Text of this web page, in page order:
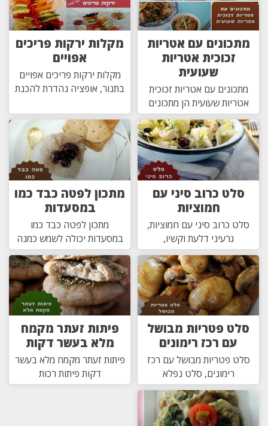
מתכונים עם אטריות
זכוכית אטריות
שעועית
מתכונים עם אטריות זכוכית
אטריות שעועית הן מתכונים
מקלות ירקות פריכים
אפויים
מקלות ירקות פריכים אפויים
בתנור, אופציה נהדרת להכנת
סלט כרוב סיני עם
חמוציות
סלט כרוב סיני עם חמוציות,
גרעיני דלעת וקשיו,
מתכון לפטה כבד כמו
במסעדות
מתכון לפטה כבד כמו
במסעדות יכולה לשמש כמנה
סלט פטריות מבושל
עם רכז רימונים
סלט פטריות מבושל עם רכז
רימונים, סלט נפלא
פיתות זעתר מקמח
מלא בעשר דקות
פיתות זעתר מקמח מלא בעשר
דקות פיתות רכות